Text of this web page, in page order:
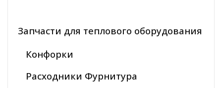
Запчасти для теплового оборудования
Конфорки
Расходники Фурнитура